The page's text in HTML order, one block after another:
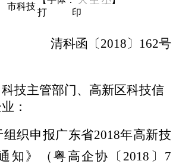
市科技
打
印
清科函〔2018〕 162号
技主管部门、高新区科技信
：
织申报广东省2018年高新技
知 》 （粤高企协〔 2018〕7